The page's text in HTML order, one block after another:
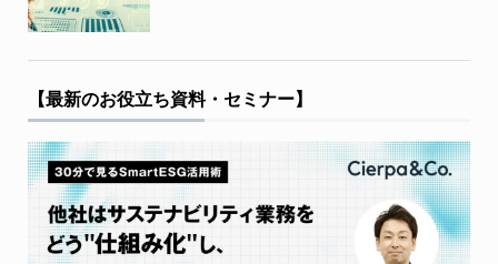
【最新のお役立ち資料・セミナー】